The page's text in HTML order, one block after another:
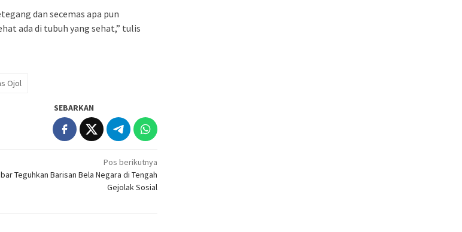
dan secemas apa pun
ada di tubuh yang sehat,” tulis
Ojol
SEBARKAN
Pos berikutnya
Teguhkan Barisan Bela Negara di Tengah
Gejolak Sosial